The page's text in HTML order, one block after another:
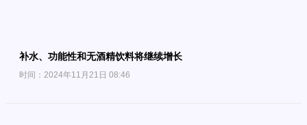
补水、功能性和无酒精饮料将继续增长
时间：2024年11月21日 08:46